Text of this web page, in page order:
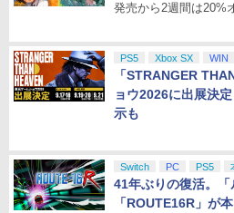
発売から2週間は20%
PS5 Xbox SX WIN
「STRANGER
ョウ2026に出展決
示も
Switch PC PS5
41年ぶりの復活。
「ROUTE16R」が